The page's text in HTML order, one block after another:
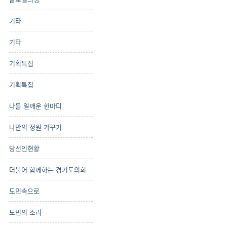
기타
기타
기획특집
기획특집
나를 일깨운 한마디
나만의 정원 가꾸기
당선인현황
더불어 함께하는 경기도의회
도민속으로
도민의 소리